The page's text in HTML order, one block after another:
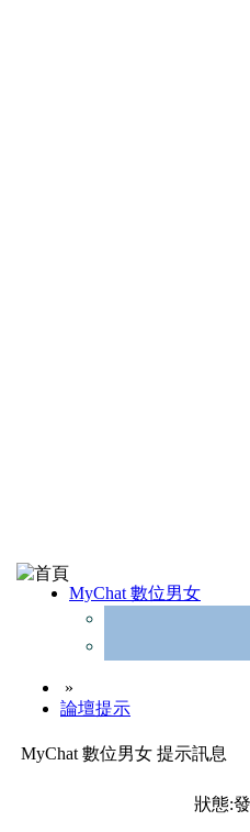
MyChat 數位男女
»
論壇提示
MyChat 數位男女 提示訊息
狀態: